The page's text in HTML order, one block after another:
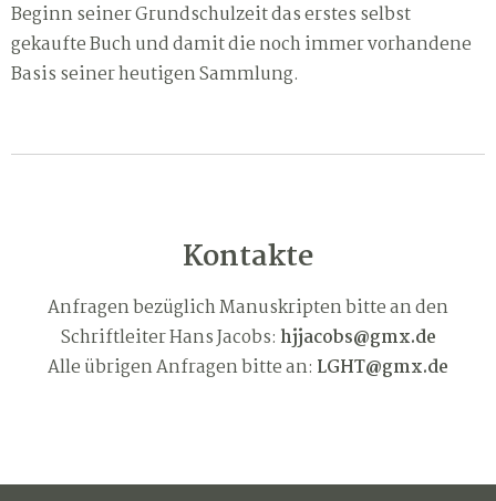
Beginn seiner Grundschulzeit das erstes selbst
gekaufte Buch und damit die noch immer vorhandene
Basis seiner heutigen Sammlung.
Kontakte
Anfragen bezüglich Manuskripten bitte an den
Schriftleiter Hans Jacobs: hjjacobs@gmx.de
Alle übrigen Anfragen bitte an: LGHT@gmx.de